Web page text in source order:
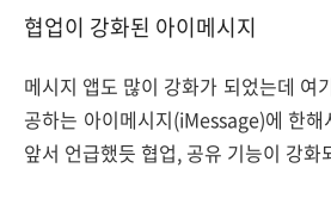
협업이 강화된 아이메시지
메시지 앱도 많이 강화가 되었는데 여
공하는 아이메시지(iMessage)에 한
앞서 언급했듯 협업, 공유 기능이 강화